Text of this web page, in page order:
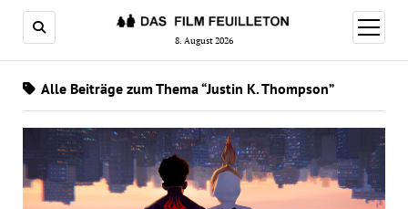
8. August 2026
Menü
öffnen
Alle Beiträge zum Thema “Justin K. Thompson”